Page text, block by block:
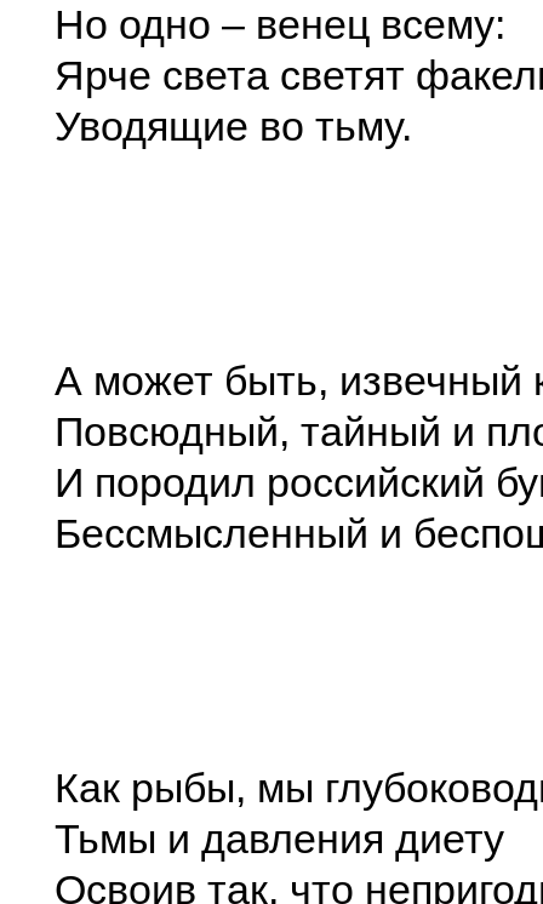
Но одно – венец всему:
Ярче света светят
Уводящие во тьму.
А может быть, извечный
Повсюдный, тайный и
И породил российский
Бессмысленный и
Как рыбы, мы
Тьмы и давления диету
Освоив так, что